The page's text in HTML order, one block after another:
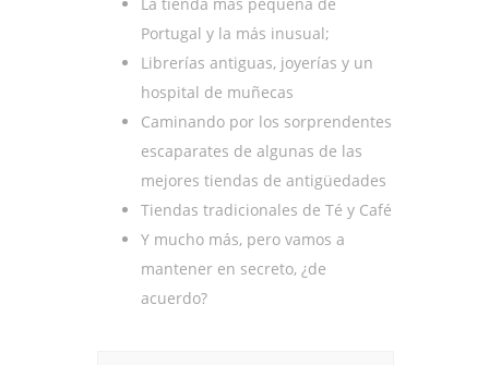
Portugal y la más inusual;
Librerías antiguas, joyerías y un
hospital de muñecas
Caminando por los sorprendentes
escaparates de algunas de las
mejores tiendas de antigüedades
Tiendas tradicionales de Té y Café
Y mucho más, pero vamos a
mantener en secreto, ¿de
acuerdo?